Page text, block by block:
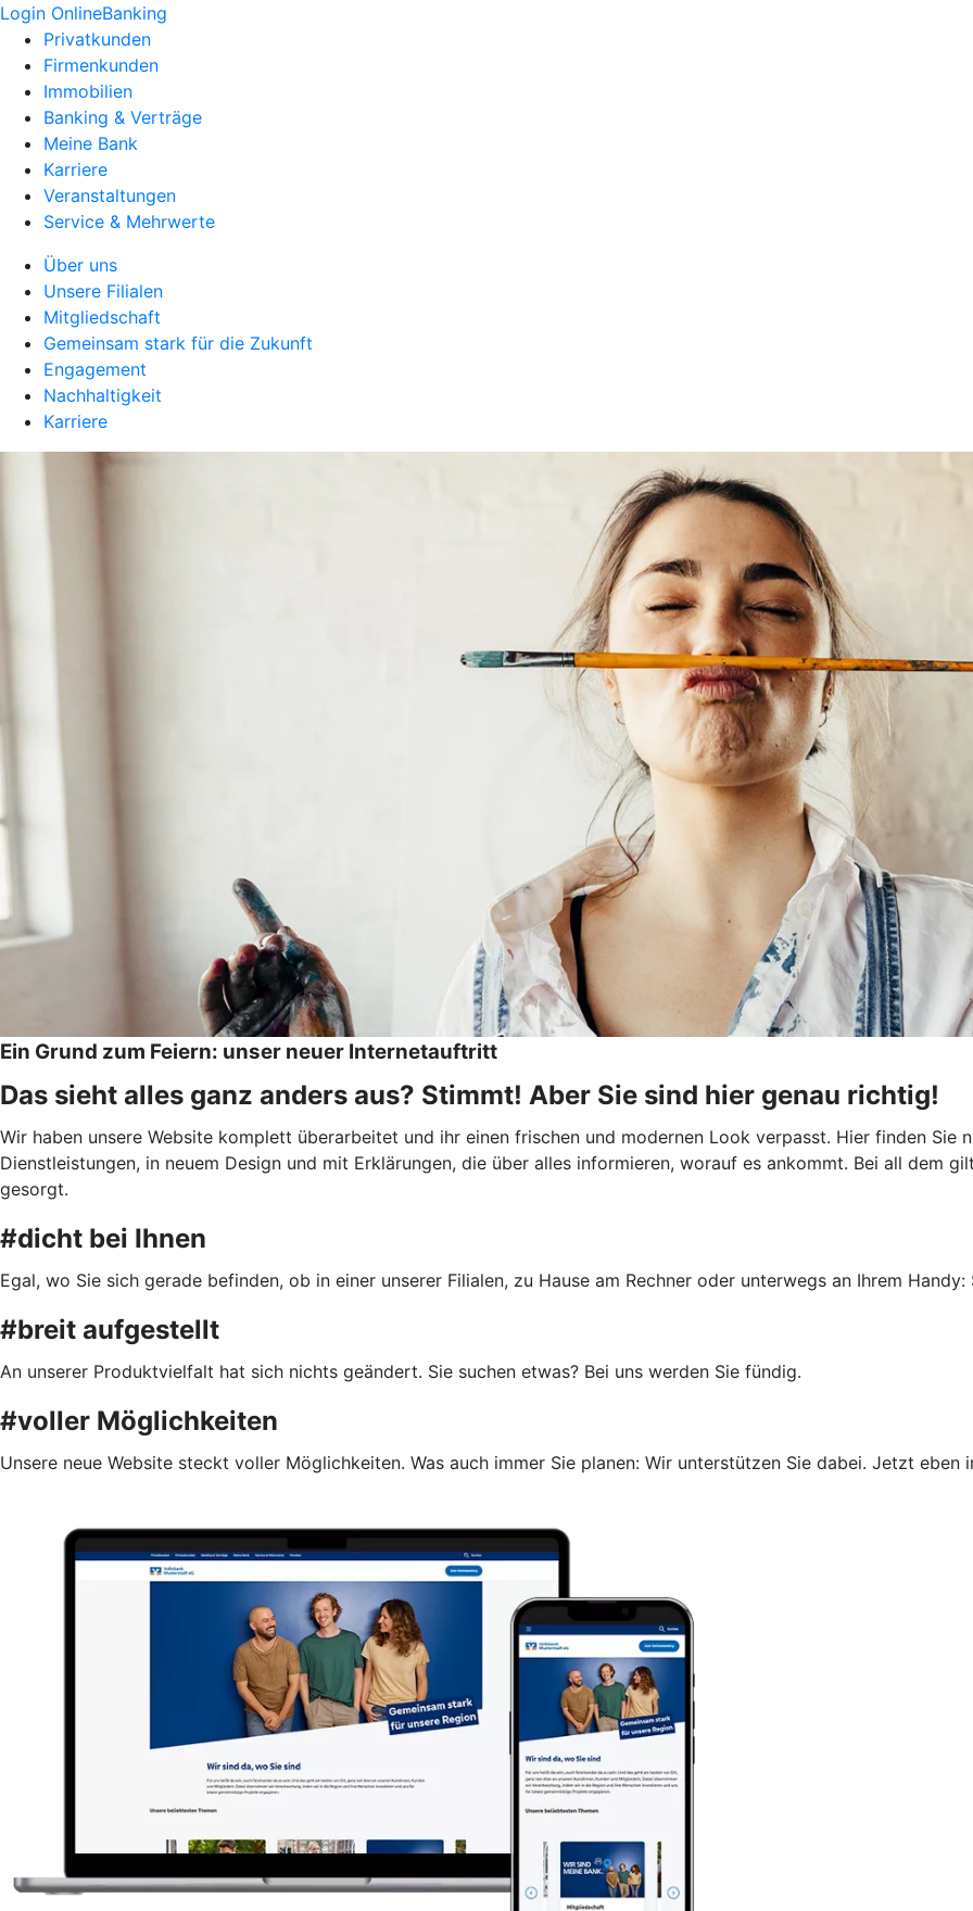
Login OnlineBanking
Privatkunden
Firmenkunden
Immobilien
Banking & Verträge
Meine Bank
Karriere
Veranstaltungen
Service & Mehrwerte
Über uns
Unsere Filialen
Mitgliedschaft
Gemeinsam stark für die Zukunft
Engagement
Nachhaltigkeit
Karriere
Ein Grund zum Feiern: unser neuer Internetauftritt
Das sieht alles ganz anders aus? Stimmt! Aber Sie sind hier genau richtig!
Wir haben unsere Website komplett überarbeitet und ihr einen frischen und modernen Look verpasst. Hier finden Sie
Dienstleistungen, in neuem Design und mit Erklärungen, die über alles informieren, worauf es ankommt. Bei all dem
gesorgt.
#dicht bei Ihnen
Egal, wo Sie sich gerade befinden, ob in einer unserer Filialen, zu Hause am Rechner oder unterwegs an Ihrem
#breit aufgestellt
An unserer Produktvielfalt hat sich nichts geändert. Sie suchen etwas? Bei uns werden Sie fündig.
#voller Möglichkeiten
Unsere neue Website steckt voller Möglichkeiten. Was auch immer Sie planen: Wir unterstützen Sie dabei. Jetzt eben